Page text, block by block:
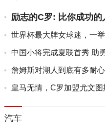
励志的C罗: 比你成功的
世界杯最大牌女球迷，一
中国小将完成夏联首秀 助
詹姆斯对湖人到底有多耐
皇马无情，C罗加盟尤文
汽车